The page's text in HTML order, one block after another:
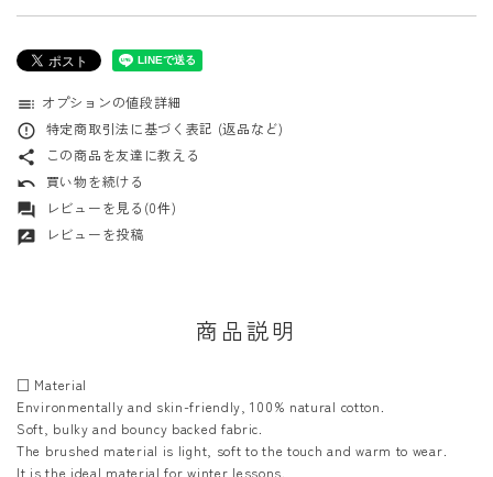
toc オプションの値段詳細
error_outline 特定商取引法に基づく表記 (返品など)
share この商品を友達に教える
undo 買い物を続ける
forum レビューを見る(0件)
rate_review レビューを投稿
商品説明
□ Material
Environmentally and skin-friendly, 100% natural cotton.
Soft, bulky and bouncy backed fabric.
The brushed material is light, soft to the touch and warm to wear.
It is the ideal material for winter lessons.